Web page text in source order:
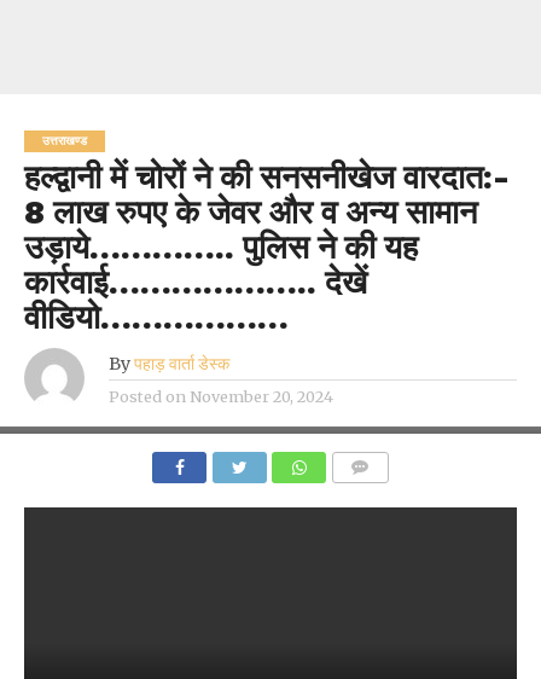
उत्तराखण्ड
हल्द्वानी में चोरों ने की सनसनीखेज वारदात:-
8 लाख रुपए के जेवर और व अन्य सामान
उड़ाये………….. पुलिस ने की यह
कार्रवाई……………….. देखें
वीडियो………………
Byपहाड़ वार्ता डेस्क
Posted on November 20, 2024